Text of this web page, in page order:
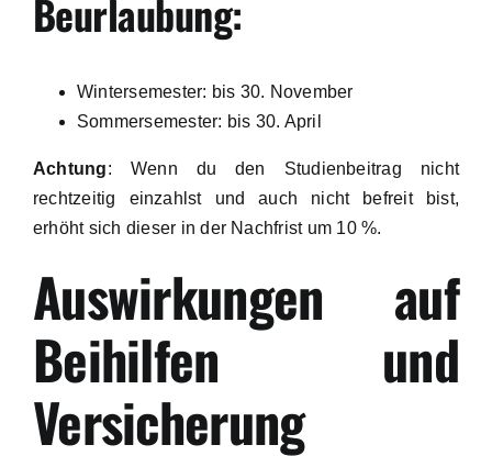
Beurlaubung:
Wintersemester: bis 30. November
Sommersemester: bis 30. April
Achtung: Wenn du den Studienbeitrag nicht
rechtzeitig einzahlst und auch nicht befreit bist,
erhöht sich dieser in der Nachfrist um 10 %.
Auswirkungen auf
Beihilfen und
Versicherung